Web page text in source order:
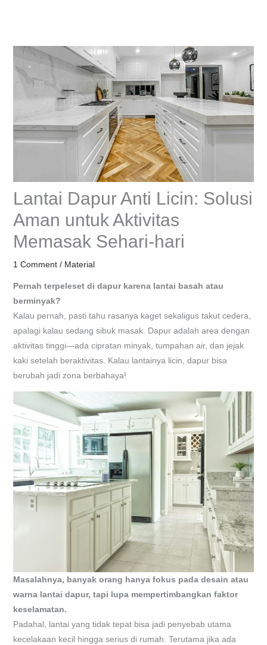
Lantai Dapur Anti Licin: Solusi
Aman untuk Aktivitas
Memasak Sehari-hari
1 Comment / Material
Pernah terpeleset di dapur karena lantai basah atau
berminyak?
Kalau pernah, pasti tahu rasanya kaget sekaligus takut cedera,
apalagi kalau sedang sibuk masak. Dapur adalah area dengan
aktivitas tinggi—ada cipratan minyak, tumpahan air, dan jejak
kaki setelah beraktivitas. Kalau lantainya licin, dapur bisa
berubah jadi zona berbahaya!
Masalahnya, banyak orang hanya fokus pada desain atau
warna lantai dapur, tapi lupa mempertimbangkan faktor
keselamatan.
Padahal, lantai yang tidak tepat bisa jadi penyebab utama
kecelakaan kecil hingga serius di rumah. Terutama jika ada